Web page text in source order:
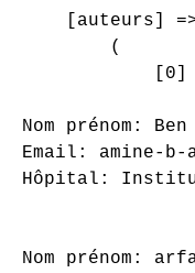
[auteurs]
        (
[0]
Nom prénom: Ben
Email: amine-b-
Hôpital: Institut
Nom prénom: